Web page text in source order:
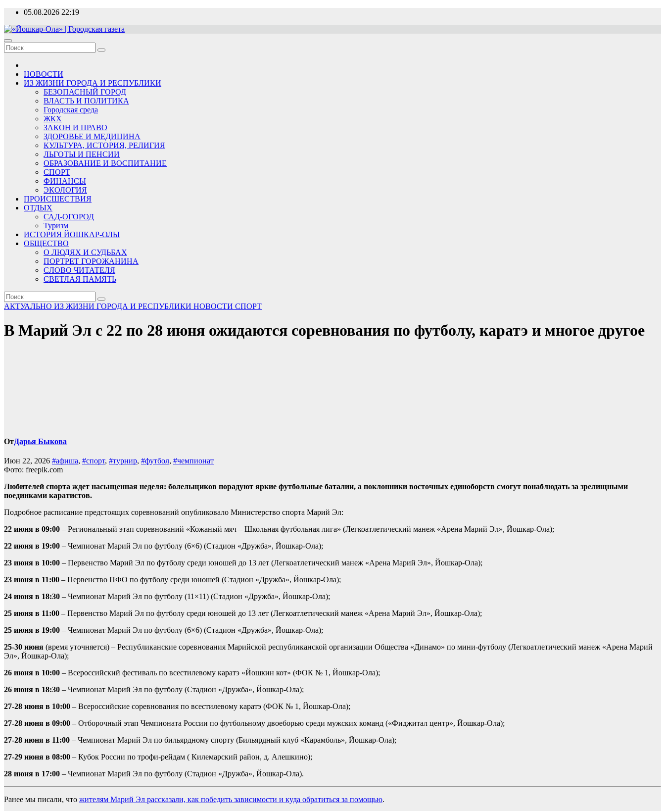
Перейти
содержимому
05.08.2026 22:19
«Йошкар-Ола» | Городская газета
Новости, события, люди
НОВОСТИ
ИЗ ЖИЗНИ ГОРОДА И РЕСПУБЛИКИ
БЕЗОПАСНЫЙ ГОРОД
ВЛАСТЬ И ПОЛИТИКА
Городская среда
ЖКХ
ЗАКОН И ПРАВО
ЗДОРОВЬЕ И МЕДИЦИНА
КУЛЬТУРА, ИСТОРИЯ, РЕЛИГИЯ
ЛЬГОТЫ И ПЕНСИИ
ОБРАЗОВАНИЕ И ВОСПИТАНИЕ
СПОРТ
ФИНАНСЫ
ЭКОЛОГИЯ
ПРОИСШЕСТВИЯ
ОТДЫХ
САД-ОГОРОД
Туризм
ИСТОРИЯ ЙОШКАР-ОЛЫ
ОБЩЕСТВО
О ЛЮДЯХ И СУДЬБАХ
ПОРТРЕТ ГОРОЖАНИНА
СЛОВО ЧИТАТЕЛЯ
СВЕТЛАЯ ПАМЯТЬ
АКТУАЛЬНО ИЗ ЖИЗНИ ГОРОДА И РЕСПУБЛИКИ НОВОСТИ СПОРТ
В Марий Эл с 22 по 28 июня ожидаются соревнования по футболу, каратэ и многое другое
ОтДарья Быкова
Июн 22, 2026 #афиша, #спорт, #турнир, #футбол, #чемпионат
Фото: freepik.com
Любителей спорта ждет насыщенная неделя: болельщиков порадуют яркие футбольные баталии, а поклонники восточных единоборств смогут понаблюдать за зрелищными
поединками каратистов.
Подробное расписание предстоящих соревнований опубликовало Министерство спорта Марий Эл:
22 июня в 09:00 – Региональный этап соревнований «Кожаный мяч – Школьная футбольная лига» (Легкоатлетический манеж «Арена Марий Эл», Йошкар-Ола);
22 июня в 19:00 – Чемпионат Марий Эл по футболу (6×6) (Стадион «Дружба», Йошкар-Ола);
23 июня в 10:00 – Первенство Марий Эл по футболу среди юношей до 13 лет (Легкоатлетический манеж «Арена Марий Эл», Йошкар-Ола);
23 июня в 11:00 – Первенство ПФО по футболу среди юношей (Стадион «Дружба», Йошкар-Ола);
24 июня в 18:30 – Чемпионат Марий Эл по футболу (11×11) (Стадион «Дружба», Йошкар-Ола);
25 июня в 11:00 – Первенство Марий Эл по футболу среди юношей до 13 лет (Легкоатлетический манеж «Арена Марий Эл», Йошкар-Ола);
25 июня в 19:00 – Чемпионат Марий Эл по футболу (6×6) (Стадион «Дружба», Йошкар-Ола);
25-30 июня (время уточняется) – Республиканские соревнования Марийской республиканской организации Общества «Динамо» по мини-футболу (Легкоатлетический манеж «Арена Марий
Эл», Йошкар-Ола);
26 июня в 10:00 – Всероссийский фестиваль по всестилевому каратэ «Йошкин кот» (ФОК № 1, Йошкар-Ола);
26 июня в 18:30 – Чемпионат Марий Эл по футболу (Стадион «Дружба», Йошкар-Ола);
27-28 июня в 10:00 – Всероссийские соревнования по всестилевому каратэ (ФОК № 1, Йошкар-Ола);
27-28 июня в 09:00 – Отборочный этап Чемпионата России по футбольному двоеборью среди мужских команд («Фиджитал центр», Йошкар-Ола);
27-28 июня в 11:00 – Чемпионат Марий Эл по бильярдному спорту (Бильярдный клуб «Карамболь», Йошкар-Ола);
27-29 июня в 08:00 – Кубок России по трофи-рейдам ( Килемарский район, д. Алешкино);
28 июня в 17:00 – Чемпионат Марий Эл по футболу (Стадион «Дружба», Йошкар-Ола).
Ранее мы писали, что жителям Марий Эл рассказали, как победить зависимости и куда обратиться за помощью.